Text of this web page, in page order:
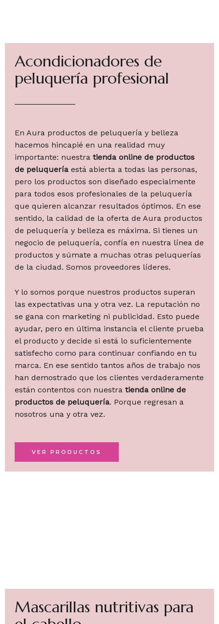
Acondicionadores de
peluquería profesional
En Aura productos de peluquería y belleza
hacemos hincapié en una realidad muy
importante: nuestra tienda online de productos
de peluquería está abierta a todas las personas,
pero los productos son diseñado especialmente
para todos esos profesionales de la peluquería
que quieren alcanzar resultados óptimos. En ese
sentido, la calidad de la oferta de Aura productos
de peluquería y belleza es máxima. Si tienes un
negocio de peluquería, confía en nuestra línea de
productos y súmate a muchas otras peluquerías
de la ciudad. Somos proveedores líderes.
Y lo somos porque nuestros productos superan
las expectativas una y otra vez. La reputación no
se gana con marketing ni publicidad. Esto puede
ayudar, pero en última instancia el cliente prueba
el producto y decide si está lo suficientemente
satisfecho como para continuar confiando en tu
marca. En ese sentido tantos años de trabajo nos
han demostrado que los clientes verdaderamente
están contentos con nuestra tienda online de
productos de peluquería. Porque regresan a
nosotros una y otra vez.
VER PRODUCTOS
Mascarillas nutritivas para